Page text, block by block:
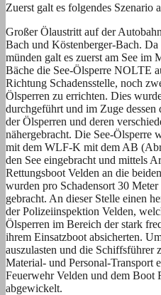
Zuerst galt es folgendes Szenario
Großer Ölaustritt auf der
Bach und Köstenberger-Bach.
münden galt es zuerst am See im
Bäche die See-Ölsperre NOLTE
Richtung Schadensstelle, noch
Ölsperren zu errichten. Dies
durchgeführt und im Zuge
der Ölsperren und deren
nähergebracht. Die See-Ölsperre
mit dem WLF-K mit dem AB
den See eingebracht und mittels
Rettungsboot Velden an die
wurden pro Schadensort 30
gebracht. An dieser Stelle einen
der Polizeiinspektion Velden,
Ölsperren im Bereich der stark
ihrem Einsatzboot absicherten.
auszulasten und die Schiffsführer
Material- und Personal-Transport
Feuerwehr Velden und dem Boot
abgewickelt.